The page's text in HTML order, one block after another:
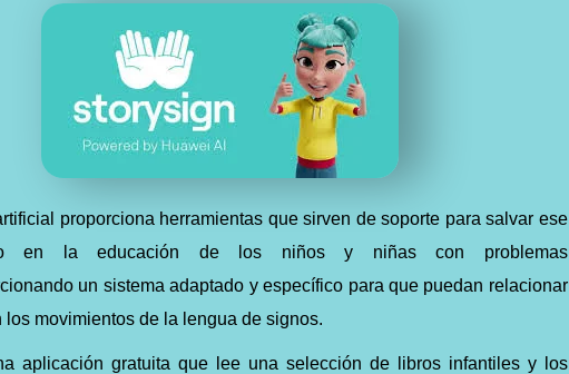
proporciona herramientas que sirven de soporte para salvar ese
en la educación de los niños y niñas con problemas
un sistema adaptado y específico para que puedan relacionar
los movimientos de la lengua de signos.
aplicación gratuita que lee una selección de libros infantiles y los